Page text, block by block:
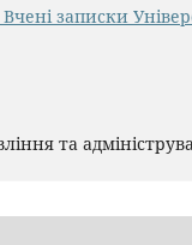
записки
та